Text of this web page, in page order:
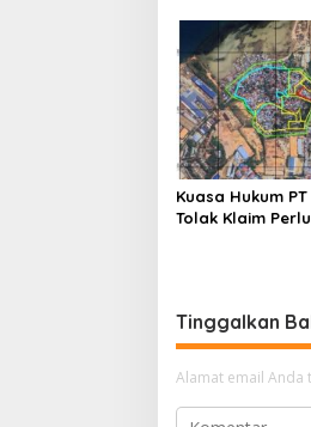
Kuasa Hukum
Tolak Klaim
Tinggalkan
Alamat email Anda